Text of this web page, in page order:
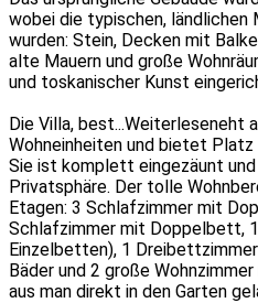
wobei die typischen, ländlichen
wurden: Stein, Decken mit
alte Mauern und große
und toskanischer Kunst
Die Villa, best...Weiterleseneht
Wohneinheiten und bietet Platz
Sie ist komplett eingezäunt
Privatsphäre. Der tolle
Etagen: 3 Schlafzimmer mit
Schlafzimmer mit Doppelbett,
Einzelbetten), 1
Bäder und 2 große
aus man direkt in den Garten